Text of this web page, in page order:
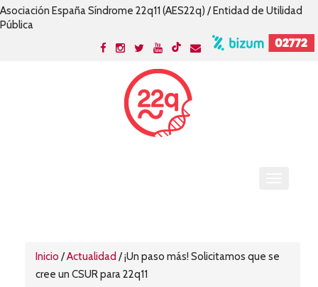
Asociación España Síndrome 22q11 (AES22q) / Entidad de Utilidad
Pública
Inicio /Actualidad /¡Un paso más! Solicitamos que se
cree un CSUR para 22q11